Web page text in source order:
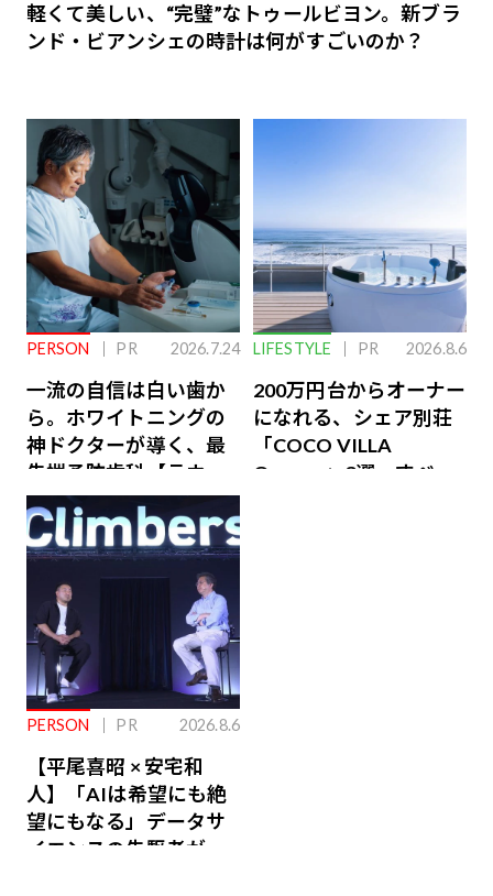
軽くて美しい、“完璧”なトゥールビヨン。新ブラ
ンド・ビアンシェの時計は何がすごいのか？
PERSON PR 2026.7.24
一流の自信は白い歯か
ら。ホワイトニングの
神ドクターが導く、最
先端予防歯科【ラウン
ジ会員特典あり】
LIFESTYLE PR 2026.8.6
200万円台からオーナー
になれる、シェア別荘
「COCO VILLA
Owners」3選。すべて
PERSON PR 2026.8.6
【平尾喜昭 × 安宅和
人】「AIは希望にも絶
望にもなる」データサ
イエンスの先駆者が語